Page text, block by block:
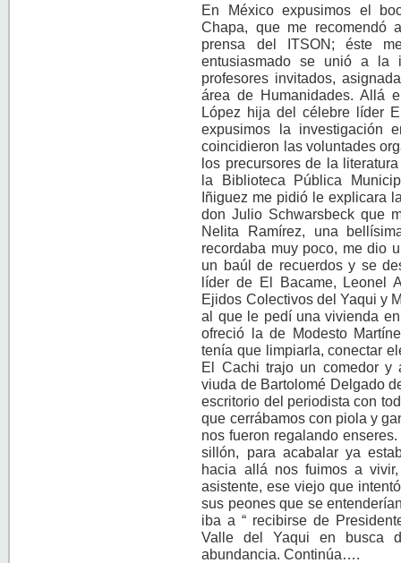
En México expusimos el
Chapa, que me recomendó
prensa del ITSON; éste
entusiasmado se unió a la
profesores invitados,
área de Humanidades. Allá
López hija del célebre líder
expusimos la investigación
coincidieron las voluntades
los precursores de la
la Biblioteca Pública
Iñiguez me pidió le explicara
don Julio Schwarsbeck que
Nelita Ramírez, una
recordaba muy poco, me dio
un baúl de recuerdos y se
líder de El Bacame, Leonel
Ejidos Colectivos del Yaqui y
al que le pedí una vivienda
ofreció la de Modesto
tenía que limpiarla, conectar
El Cachi trajo un comedor y
viuda de Bartolomé Delgado
escritorio del periodista con
que cerrábamos con piola y
nos fueron regalando
sillón, para acabalar ya
hacia allá nos fuimos a
asistente, ese viejo que
sus peones que se
iba a “ recibirse de
Valle del Yaqui en busca
abundancia. Continúa….